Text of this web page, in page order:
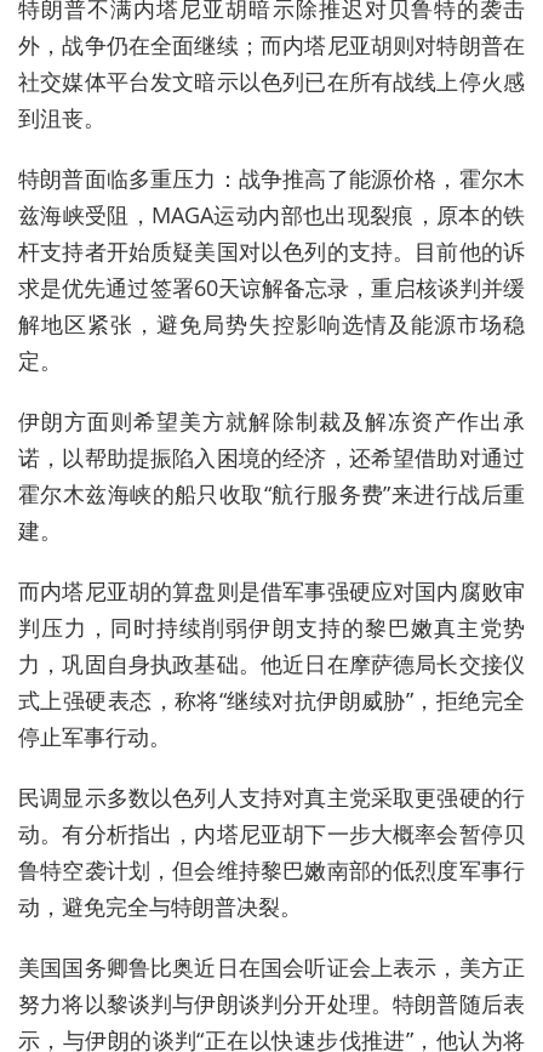
特朗普不满内塔尼亚胡暗示除推迟对贝鲁特的袭击
外，战争仍在全面继续；而内塔尼亚胡则对特朗普在
社交媒体平台发文暗示以色列已在所有战线上停火感
到沮丧。
特朗普面临多重压力：战争推高了能源价格，霍尔木
兹海峡受阻，MAGA运动内部也出现裂痕，原本的铁
杆支持者开始质疑美国对以色列的支持。目前他的诉
求是优先通过签署60天谅解备忘录，重启核谈判并缓
解地区紧张，避免局势失控影响选情及能源市场稳
定。
伊朗方面则希望美方就解除制裁及解冻资产作出承
诺，以帮助提振陷入困境的经济，还希望借助对通过
霍尔木兹海峡的船只收取“航行服务费”来进行战后重
建。
而内塔尼亚胡的算盘则是借军事强硬应对国内腐败审
判压力，同时持续削弱伊朗支持的黎巴嫩真主党势
力，巩固自身执政基础。他近日在摩萨德局长交接仪
式上强硬表态，称将“继续对抗伊朗威胁”，拒绝完全
停止军事行动。
民调显示多数以色列人支持对真主党采取更强硬的行
动。有分析指出，内塔尼亚胡下一步大概率会暂停贝
鲁特空袭计划，但会维持黎巴嫩南部的低烈度军事行
动，避免完全与特朗普决裂。
美国国务卿鲁比奥近日在国会听证会上表示，美方正
努力将以黎谈判与伊朗谈判分开处理。特朗普随后表
示，与伊朗的谈判“正在以快速步伐推进”，他认为将